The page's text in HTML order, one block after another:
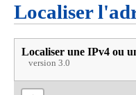
Localiser
Localiser une IPv4 ou
version 3.0